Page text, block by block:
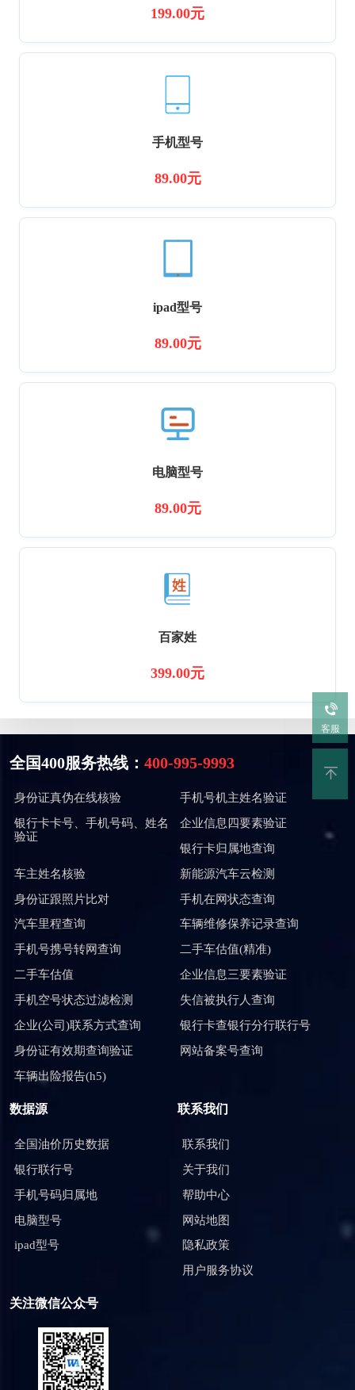
199.00元
手机型号
89.00元
ipad型号
89.00元
电脑型号
89.00元
百家姓
399.00元
全国400服务热线： 400-995-9993
身份证真伪在线核验
手机号机主姓名验证
银行卡卡号、手机号码、姓名
验证
企业信息四要素验证
银行卡归属地查询
车主姓名核验
新能源汽车云检测
身份证跟照片比对
手机在网状态查询
汽车里程查询
车辆维修保养记录查询
手机号携号转网查询
二手车估值(精准)
二手车估值
企业信息三要素验证
手机空号状态过滤检测
失信被执行人查询
企业(公司)联系方式查询
银行卡查银行分行联行号
身份证有效期查询验证
网站备案号查询
车辆出险报告(h5)
数据源
全国油价历史数据
银行联行号
手机号码归属地
电脑型号
ipad型号
联系我们
联系我们
关于我们
帮助中心
网站地图
隐私政策
用户服务协议
关注微信公众号
客服